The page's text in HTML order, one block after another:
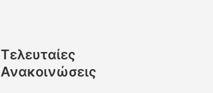
Τελευταίες
Ανακοινώσεις